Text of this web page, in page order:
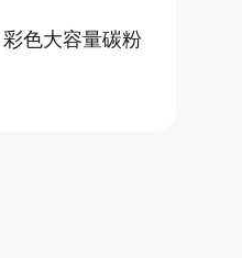
色大容量碳粉